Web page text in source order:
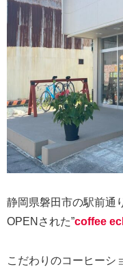
静岡県磐田市の駅前通
OPENされた”coffee
こだわりのコーヒーシ